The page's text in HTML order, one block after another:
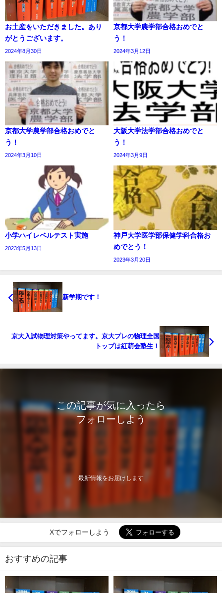
お土産をいただきました。あり
がとうございます。
2024年8月30日
京都大学農学部合格おめでと
う！
2024年3月12日
京都大学農学部合格おめでと
う！
2024年3月10日
大阪大学法学部合格おめでと
う！
2024年3月9日
小学ハイレベルテスト実施
2023年5月13日
神戸大学医学部保健学科合格お
めでとう！
2023年3月20日
新学期です！
京大入試物理対策やってます。京大プレの物理全国
トップは紅萌会塾生！
この記事が気に入ったら
フォローしよう
最新情報をお届けします
Xでフォローしよう
おすすめの記事